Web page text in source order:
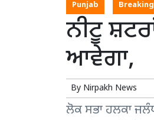
Punjab
ਨੀਟੂ
ਆਵੇਗਾ,
By Nirpakh News
ਲੋਕ ਸਭਾ ਹਲਕਾ